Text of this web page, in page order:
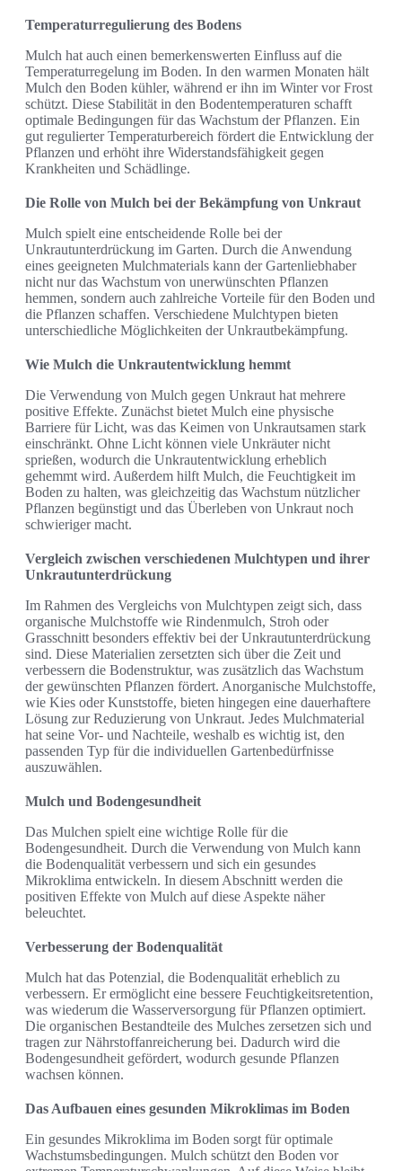
Temperaturregulierung des Bodens
Mulch hat auch einen bemerkenswerten Einfluss auf die
Temperaturregelung im Boden. In den warmen Monaten hält
Mulch den Boden kühler, während er ihn im Winter vor Frost
schützt. Diese Stabilität in den Bodentemperaturen schafft
optimale Bedingungen für das Wachstum der Pflanzen. Ein
gut regulierter Temperaturbereich fördert die Entwicklung der
Pflanzen und erhöht ihre Widerstandsfähigkeit gegen
Krankheiten und Schädlinge.
Die Rolle von Mulch bei der Bekämpfung von Unkraut
Mulch spielt eine entscheidende Rolle bei der
Unkrautunterdrückung im Garten. Durch die Anwendung
eines geeigneten Mulchmaterials kann der Gartenliebhaber
nicht nur das Wachstum von unerwünschten Pflanzen
hemmen, sondern auch zahlreiche Vorteile für den Boden und
die Pflanzen schaffen. Verschiedene Mulchtypen bieten
unterschiedliche Möglichkeiten der Unkrautbekämpfung.
Wie Mulch die Unkrautentwicklung hemmt
Die Verwendung von Mulch gegen Unkraut hat mehrere
positive Effekte. Zunächst bietet Mulch eine physische
Barriere für Licht, was das Keimen von Unkrautsamen stark
einschränkt. Ohne Licht können viele Unkräuter nicht
sprießen, wodurch die Unkrautentwicklung erheblich
gehemmt wird. Außerdem hilft Mulch, die Feuchtigkeit im
Boden zu halten, was gleichzeitig das Wachstum nützlicher
Pflanzen begünstigt und das Überleben von Unkraut noch
schwieriger macht.
Vergleich zwischen verschiedenen Mulchtypen und ihrer
Unkrautunterdrückung
Im Rahmen des Vergleichs von Mulchtypen zeigt sich, dass
organische Mulchstoffe wie Rindenmulch, Stroh oder
Grasschnitt besonders effektiv bei der Unkrautunterdrückung
sind. Diese Materialien zersetzten sich über die Zeit und
verbessern die Bodenstruktur, was zusätzlich das Wachstum
der gewünschten Pflanzen fördert. Anorganische Mulchstoffe,
wie Kies oder Kunststoffe, bieten hingegen eine dauerhaftere
Lösung zur Reduzierung von Unkraut. Jedes Mulchmaterial
hat seine Vor- und Nachteile, weshalb es wichtig ist, den
passenden Typ für die individuellen Gartenbedürfnisse
auszuwählen.
Mulch und Bodengesundheit
Das Mulchen spielt eine wichtige Rolle für die
Bodengesundheit. Durch die Verwendung von Mulch kann
die Bodenqualität verbessern und sich ein gesundes
Mikroklima entwickeln. In diesem Abschnitt werden die
positiven Effekte von Mulch auf diese Aspekte näher
beleuchtet.
Verbesserung der Bodenqualität
Mulch hat das Potenzial, die Bodenqualität erheblich zu
verbessern. Er ermöglicht eine bessere Feuchtigkeitsretention,
was wiederum die Wasserversorgung für Pflanzen optimiert.
Die organischen Bestandteile des Mulches zersetzen sich und
tragen zur Nährstoffanreicherung bei. Dadurch wird die
Bodengesundheit gefördert, wodurch gesunde Pflanzen
wachsen können.
Das Aufbauen eines gesunden Mikroklimas im Boden
Ein gesundes Mikroklima im Boden sorgt für optimale
Wachstumsbedingungen. Mulch schützt den Boden vor